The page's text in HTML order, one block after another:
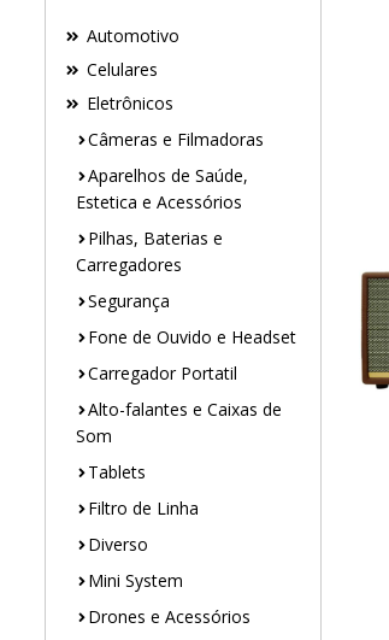
Automotivo
Celulares
Eletrônicos
Câmeras e Filmadoras
Aparelhos de Saúde,
Estetica e Acessórios
Pilhas, Baterias e
Carregadores
Segurança
Fone de Ouvido e Headset
Carregador Portatil
Alto-falantes e Caixas de
Som
Tablets
Filtro de Linha
Diverso
Mini System
Drones e Acessórios